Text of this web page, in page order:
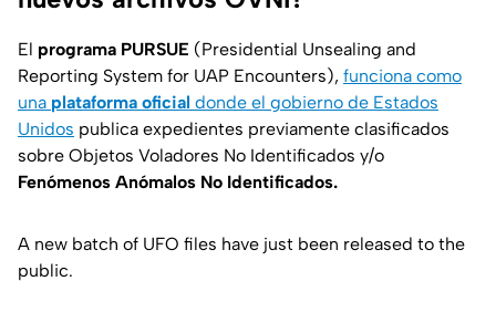
El programa PURSUE (Presidential Unsealing and
Reporting System for UAP Encounters), funciona como
una plataforma oficial donde el gobierno de Estados
Unidos publica expedientes previamente clasificados
sobre Objetos Voladores No Identificados y/o
Fenómenos Anómalos No Identificados.
A new batch of UFO files have just been released to the
public.